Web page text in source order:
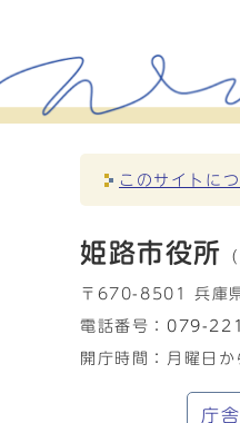
このサイトに
姫路市役所
〒670-8501 兵庫
電話番号： 079-
開庁時間：月曜日
庁